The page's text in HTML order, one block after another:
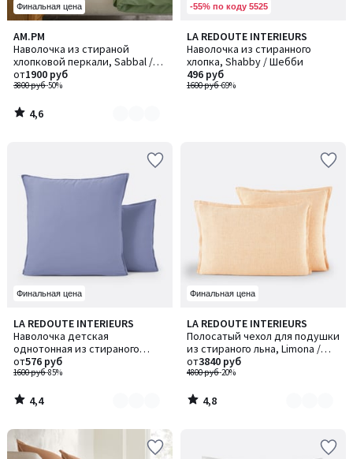
Финальная цена
AM.PM
Наволочка из стираной
хлопковой перкали, Sabbal /
Саббал
3800 руб-50%
от1900 руб
4,6
/ 5
Количество
цветов:
3
4,6
/
-55% по коду 5525
LA REDOUTE INTERIEURS
Наволочка из стиранного
хлопка, Shabby / Шебби
1600 руб-69%
496 руб
Финальная цена
LA REDOUTE INTERIEURS
Наволочка детская
однотонная из стираного
хлопка, Scenario / Сценарио
1600 руб-85%
от576 руб
4,4
/ 5
Количество
цветов:
2
4,4
/
Финальная цена
LA REDOUTE INTERIEURS
Полосатый чехол для подушки
из стираного льна, Limona /
Лимона
4800 руб-20%
от3840 руб
4,8
/ 5
Количество
цветов:
2
4,8
/